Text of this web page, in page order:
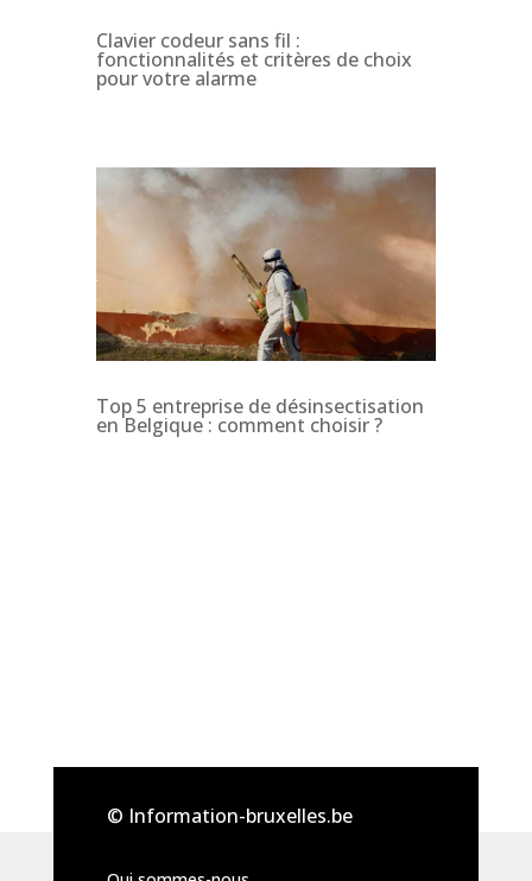
Clavier codeur sans fil :
fonctionnalités et critères de choix
pour votre alarme
Top 5 entreprise de désinsectisation
en Belgique : comment choisir ?
© Information-bruxelles.be